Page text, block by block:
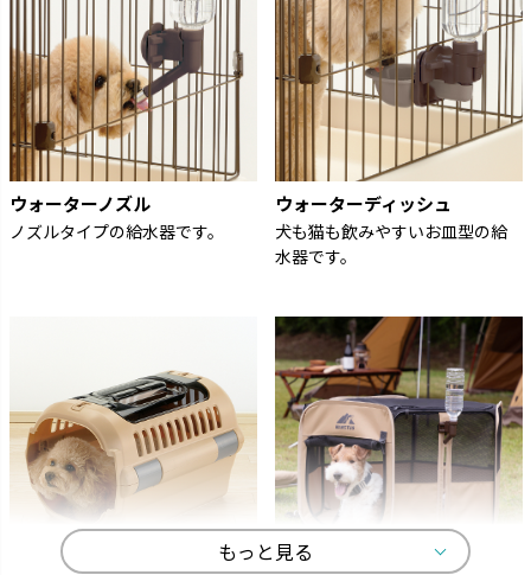
ウォーターノズル
ノズルタイプの給水器です。
ウォーターディッシュ
犬も猫も飲みやすいお皿型の給
水器です。
もっと見る